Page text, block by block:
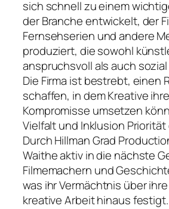
sich schnell zu einem
der Branche entwickelt, der
Fernsehserien und andere
produziert, die sowohl
anspruchsvoll als auch
Die Firma ist bestrebt, einen
schaffen, in dem Kreative
Kompromisse umsetzen
Vielfalt und Inklusion Priorität
Durch Hillman Grad
Waithe aktiv in die nächste
Filmemachern und
was ihr Vermächtnis über
kreative Arbeit hinaus festigt.